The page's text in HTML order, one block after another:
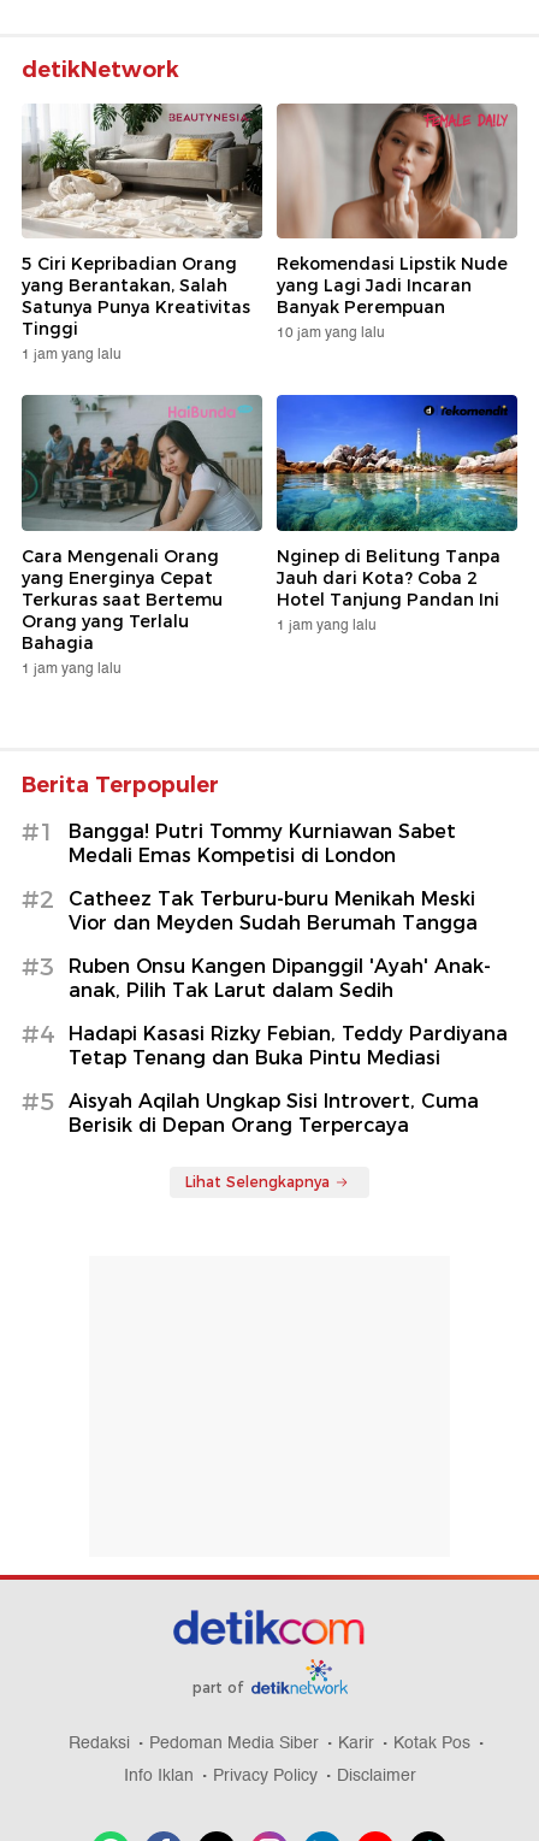
detikNetwork
5 Ciri Kepribadian Orang
yang Berantakan, Salah
Satunya Punya Kreativitas
Tinggi
1 jam yang lalu
Rekomendasi Lipstik Nude
yang Lagi Jadi Incaran
Banyak Perempuan
10 jam yang lalu
Cara Mengenali Orang
yang Energinya Cepat
Terkuras saat Bertemu
Orang yang Terlalu
Bahagia
1 jam yang lalu
Nginep di Belitung Tanpa
Jauh dari Kota? Coba 2
Hotel Tanjung Pandan Ini
1 jam yang lalu
Berita Terpopuler
#1
Bangga! Putri Tommy Kurniawan Sabet
Medali Emas Kompetisi di London
#2
Catheez Tak Terburu-buru Menikah Meski
Vior dan Meyden Sudah Berumah Tangga
#3
Ruben Onsu Kangen Dipanggil 'Ayah' Anak-
anak, Pilih Tak Larut dalam Sedih
#4
Hadapi Kasasi Rizky Febian, Teddy Pardiyana
Tetap Tenang dan Buka Pintu Mediasi
#5
Aisyah Aqilah Ungkap Sisi Introvert, Cuma
Berisik di Depan Orang Terpercaya
Lihat Selengkapnya
part of
Redaksi Pedoman Media Siber Karir
Kotak Pos
Info Iklan
Privacy Policy Disclaimer